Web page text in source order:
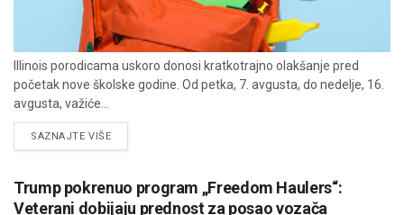
Illinois porodicama uskoro donosi kratkotrajno olakšanje pred
početak nove školske godine. Od petka, 7. avgusta, do nedelje, 16.
avgusta, važiće...
SAZNAJTE VIŠEDETAILS
Trump pokrenuo program „Freedom Haulers“:
Veterani dobijaju prednost za posao vozača